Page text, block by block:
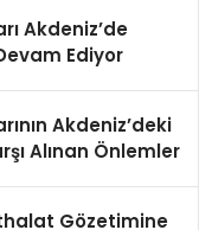
Akdeniz’de
Ediyor
Akdeniz’deki
Alınan Önlemler
Gözetimine